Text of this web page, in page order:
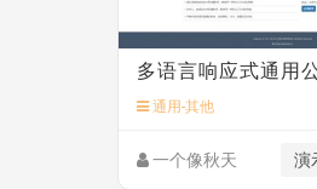
C**y 安装《
双语
C**y 安装《双语
hk****71 安装《
心怀****i） 安装《
多语言响应式通用
通用-其他
一个像秋天 演